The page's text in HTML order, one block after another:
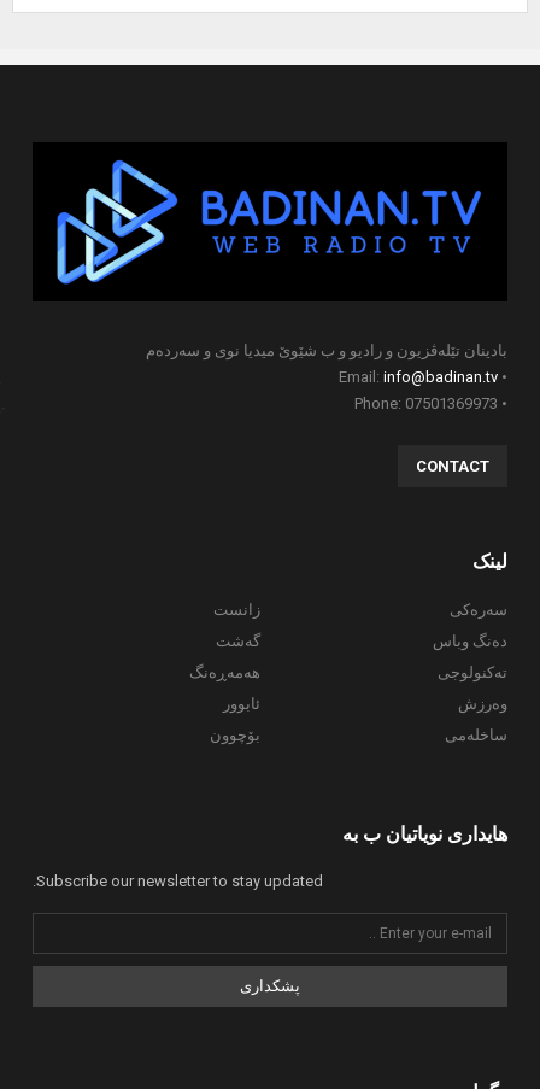
بادینان تێلەڤزیون و رادیو و ب شێوێ میدیا نوی و سەردەم
info@badinan.tv
CONTACT
لینک
سەرەکی
دەنگ وباس
تەکنولوجی
وەرزش
ساخلەمی
زانست
گەشت
هەمەڕەنگ
ئابوور
بۆچوون
هایداری نویاتیان ب بە
Subscribe our newsletter to stay updated.
پشکداری